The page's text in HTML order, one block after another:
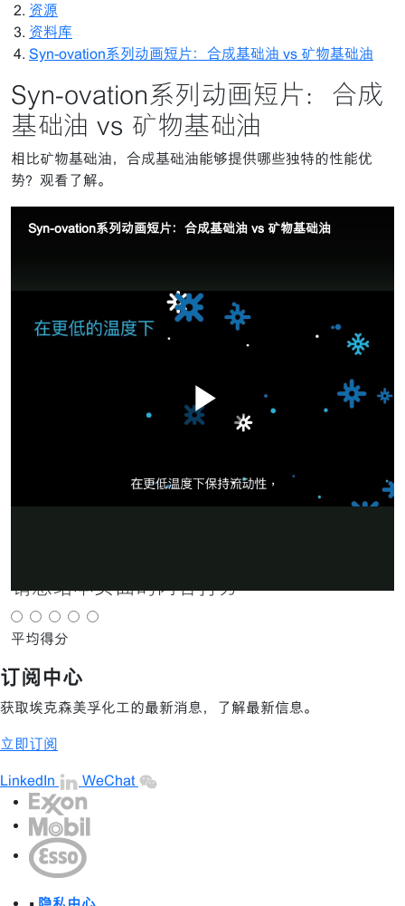
资源
资料库
Syn-ovation系列动画短片：合成基础油 vs 矿物基础油
Syn-ovation系列动画短片：合成
基础油 vs 矿物基础油
相比矿物基础油，合成基础油能够提供哪些独特的性能优
势？观看了解。
Syn-ovation系列动画短片：合成基础油 vs 矿物基础油
播
频
请您给本页面的内容打分
平均得分
订阅中心
获取埃克森美孚化工的最新消息，了解最新信息。
立即订阅
LinkedIn WeChat